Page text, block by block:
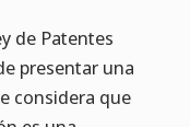
de Patentes
presentar una
considera que